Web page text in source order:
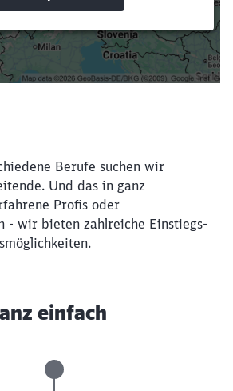
eingeben
Filter setzen
Berufe suchen wir
Und das in ganz
Profis oder
- wir bieten zahlreiche Einstiegs-
einfach